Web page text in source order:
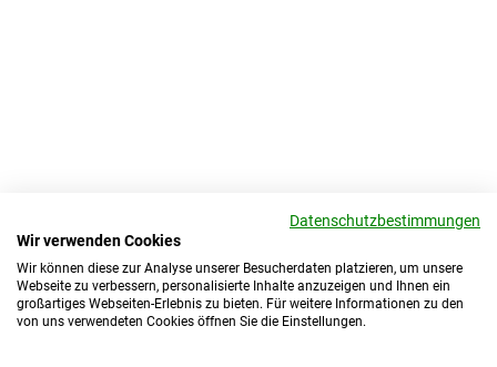
Datenschutzbestimmungen
Wir verwenden Cookies
Wir können diese zur Analyse unserer Besucherdaten platzieren, um unsere
Webseite zu verbessern, personalisierte Inhalte anzuzeigen und Ihnen ein
großartiges Webseiten-Erlebnis zu bieten. Für weitere Informationen zu den
von uns verwendeten Cookies öffnen Sie die Einstellungen.